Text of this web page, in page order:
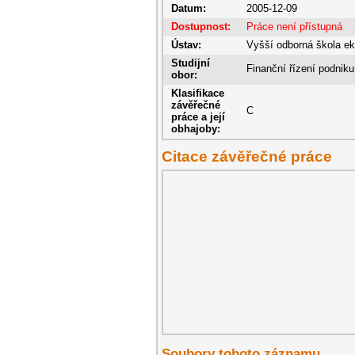
Datum:
2005-12-09
Dostupnost:
Práce není přístupná
Ústav:
Vyšší odborná škola
Studijní
obor:
Finanční řízení podniku
Klasifikace
závěřečné
práce a její
obhajoby:
C
Citace závěřečné práce